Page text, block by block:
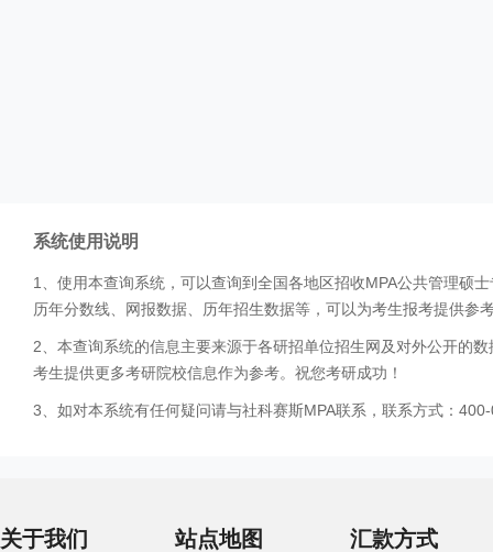
系统使用说明
1、使用本查询系统，可以查询到全国各地区招收MPA公共管理硕
历年分数线、网报数据、历年招生数据等，可以为考生报考提供参
2、本查询系统的信息主要来源于各研招单位招生网及对外公开的
考生提供更多考研院校信息作为参考。祝您考研成功！
3、如对本系统有任何疑问请与社科赛斯MPA联系，联系方式：
关于我们 站点地图 汇款方式